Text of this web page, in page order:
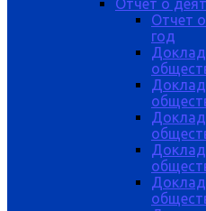
Отчет о
Отчет
год
Доклад
Доклад
Доклад
Доклад
Доклад